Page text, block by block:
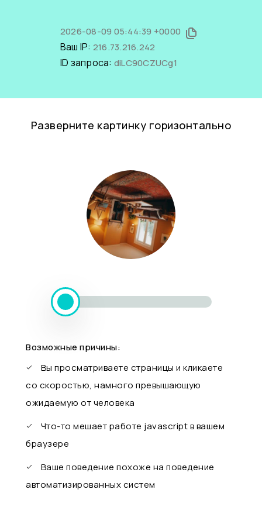
2026-08-09 05:44:39 +0000
Ваш IP: 216.73.216.242
ID запроса: diLC90CZUCg1
Разверните картинку горизонтально
Возможные причины:
Вы просматриваете страницы и кликаете
со скоростью, намного превышающую
ожидаемую от человека
Что-то мешает работе javascript в вашем
браузере
Ваше поведение похоже на поведение
автоматизированных систем